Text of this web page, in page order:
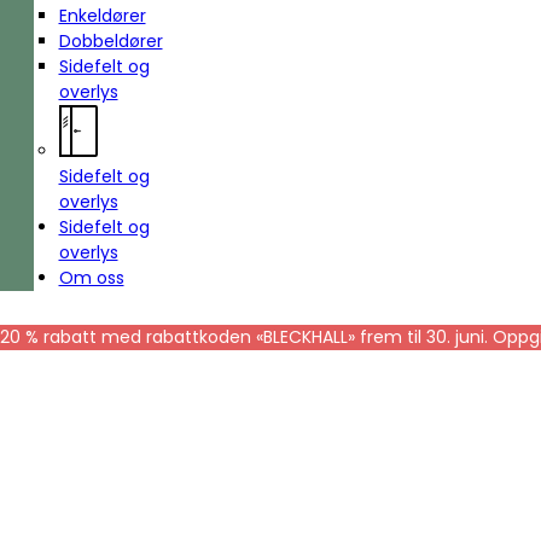
Enkeldører
Dobbeldører
Sidefelt og
overlys
Sidefelt og
overlys
Sidefelt og
overlys
Om oss
20 % rabatt med rabattkoden «BLECKHALL» frem til 30. juni.